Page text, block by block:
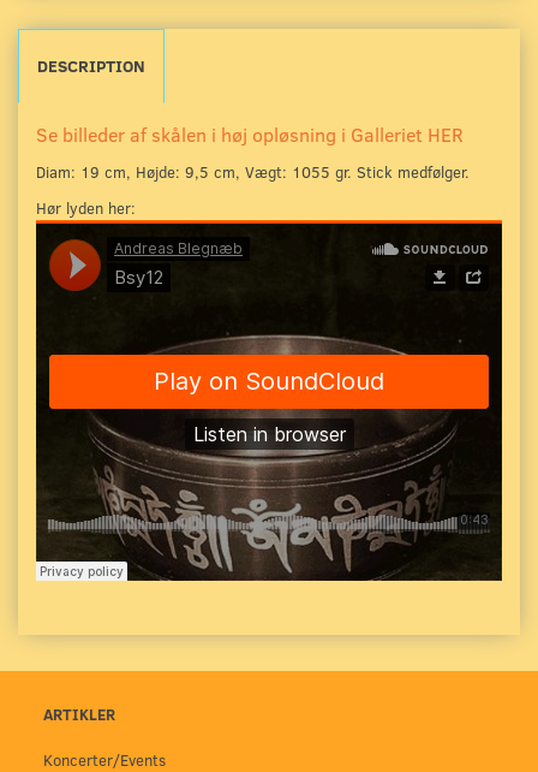
DESCRIPTION
Se billeder af skålen i høj opløsning i Galleriet HER
Diam: 19 cm, Højde: 9,5 cm, Vægt: 1055 gr. Stick medfølger.
Hør lyden her:
ARTIKLER
Koncerter/Events